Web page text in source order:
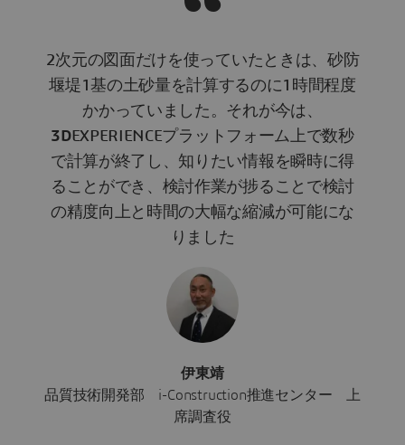
2次元の図面だけを使っていたときは、砂防
堰堤1基の土砂量を計算するのに1時間程度
かかっていました。それが今は、
3DEXPERIENCEプラットフォーム上で数秒
で計算が終了し、知りたい情報を瞬時に得
ることができ、検討作業が捗ることで検討
の精度向上と時間の大幅な縮減が可能にな
りました
伊東靖
品質技術開発部 i-Construction推進センター 上
席調査役